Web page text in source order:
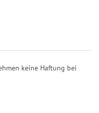
keine Haftung bei